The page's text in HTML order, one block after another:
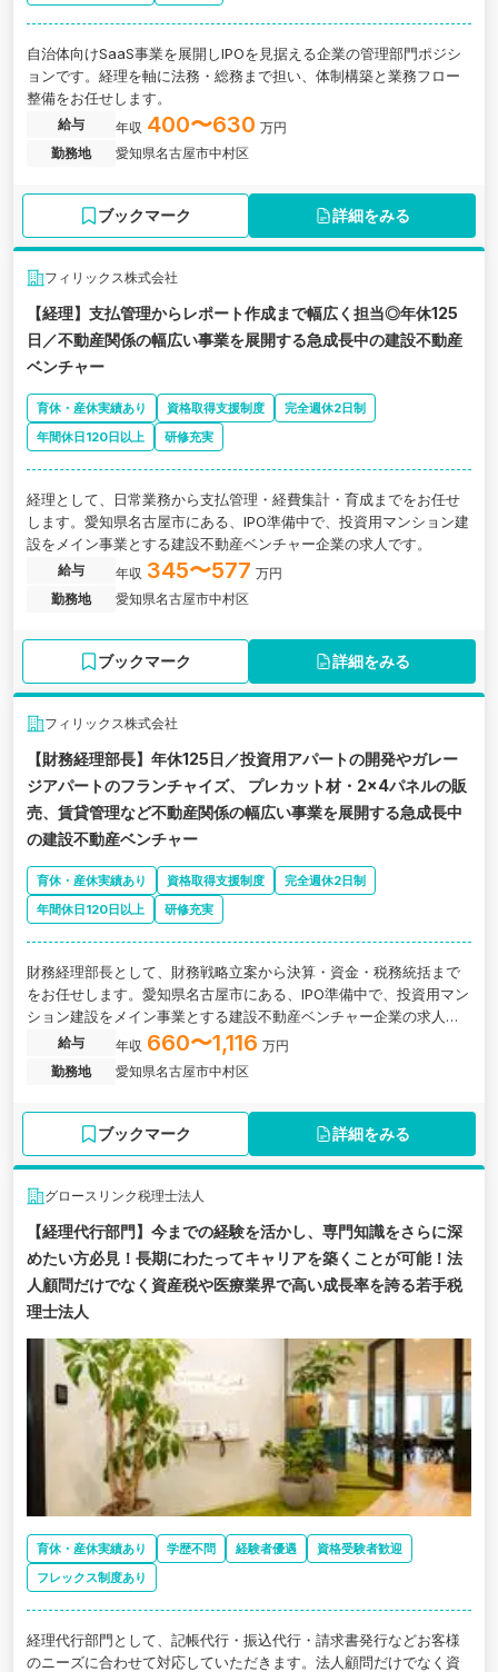
自治体向けSaaS事業を展開しIPOを見据える企業の管理部門ポジシ
ョンです。経理を軸に法務・総務まで担い、体制構築と業務フロー
整備をお任せします。
給与 年収 400〜630 万円
勤務地
愛知県名古屋市中村区
ブックマーク 詳細をみる
フィリックス株式会社
【経理】支払管理からレポート作成まで幅広く担当◎年休125
日／不動産関係の幅広い事業を展開する急成長中の建設不動産
ベンチャー
育休・産休実績あり 資格取得支援制度
完全週休2日制
年間休日120日以上
研修充実
経理として、日常業務から支払管理・経費集計・育成までをお任せ
します。愛知県名古屋市にある、IPO準備中で、投資用マンション建
設をメイン事業とする建設不動産ベンチャー企業の求人です。
給与 年収 345〜577 万円
勤務地
愛知県名古屋市中村区
ブックマーク 詳細をみる
フィリックス株式会社
【財務経理部長】年休125日／投資用アパートの開発やガレー
ジアパートのフランチャイズ、 プレカット材・2×4パネルの販
売、賃貸管理など不動産関係の幅広い事業を展開する急成長中
の建設不動産ベンチャー
育休・産休実績あり 資格取得支援制度
完全週休2日制
年間休日120日以上
研修充実
財務経理部長として、財務戦略立案から決算・資金・税務統括まで
をお任せします。愛知県名古屋市にある、IPO準備中で、投資用マン
ション建設をメイン事業とする建設不動産ベンチャー企業の求人で
給与 年収 660〜1,116 万円
勤務地
愛知県名古屋市中村区
ブックマーク 詳細をみる
グロースリンク税理士法人
【経理代行部門】今までの経験を活かし、専門知識をさらに深
めたい方必見！長期にわたってキャリアを築くことが可能！法
人顧問だけでなく資産税や医療業界で高い成長率を誇る若手税
理士法人
育休・産休実績あり 学歴不問 経験者優遇
資格受験者歓迎
フレックス制度あり
経理代行部門として、記帳代行・振込代行・請求書発行などお客様
のニーズに合わせて対応していただきます。法人顧問だけでなく資